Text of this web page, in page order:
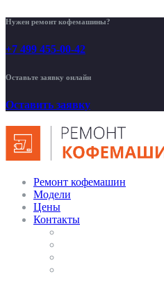
Нужен ремонт кофемашины?
+7 499 455-00-42
Оставьте заявку онлайн
Оставить заявку
Ремонт кофемашин
Модели
Цены
Контакты